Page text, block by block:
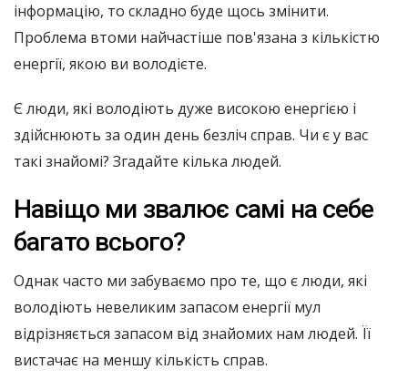
інформацію, то складно буде щось змінити.
Проблема втоми найчастіше пов'язана з кількістю
енергії, якою ви володієте.
Є люди, які володіють дуже високою енергією і
здійснюють за один день безліч справ. Чи є у вас
такі знайомі? Згадайте кілька людей.
Навіщо ми звалює самі на себе
багато всього?
Однак часто ми забуваємо про те, що є люди, які
володіють невеликим запасом енергії мул
відрізняється запасом від знайомих нам людей. Її
вистачає на меншу кількість справ.